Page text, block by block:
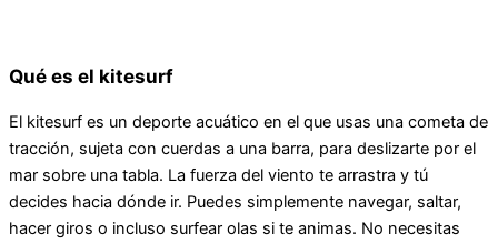
Qué es el kitesurf
El kitesurf es un deporte acuático en el que usas una cometa de
tracción, sujeta con cuerdas a una barra, para deslizarte por el
mar sobre una tabla. La fuerza del viento te arrastra y tú
decides hacia dónde ir. Puedes simplemente navegar, saltar,
hacer giros o incluso surfear olas si te animas. No necesitas